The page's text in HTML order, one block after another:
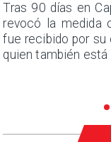
Tras 90 días en
revocó la medida
fue recibido por su
quien también